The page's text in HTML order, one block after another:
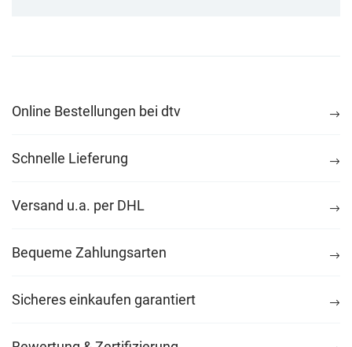
Online Bestellungen bei dtv
Schnelle Lieferung
Versand u.a. per DHL
Bequeme Zahlungsarten
Sicheres einkaufen garantiert